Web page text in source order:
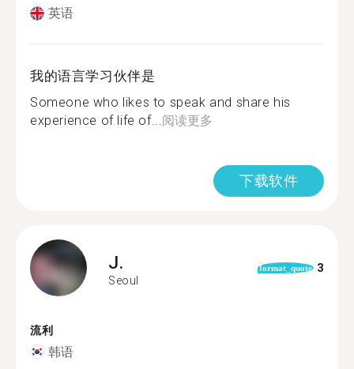
英语
我的语言学习伙伴是
Someone who likes to speak and share his
experience of life of...阅读更多
下载软件
J.
Seoul
format_quote 3
流利
韩语